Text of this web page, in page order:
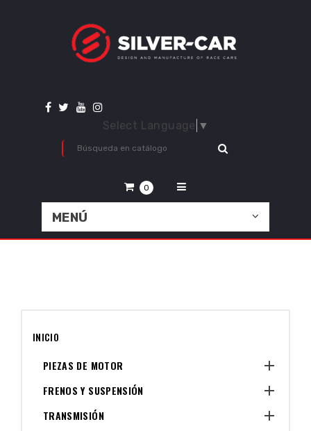
Select Language ▼
0
MENÚ
INICIO
PIEZAS DE MOTOR

FRENOS Y SUSPENSIÓN 
TRANSMISIÓN 